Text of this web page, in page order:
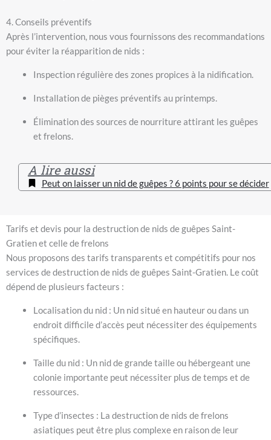
4. Conseils préventifs
Après l’intervention, nous vous fournissons des recommandations
pour éviter la réapparition de nids :
Inspection régulière des zones propices à la nidification.
Installation de pièges préventifs au printemps.
Élimination des sources de nourriture attirant les guêpes
et frelons.
A lire aussi
Peut on laisser un nid de guêpes ? 6 points pour se décider
Tarifs et devis pour la destruction de nids de guêpes Saint-
Gratien et celle de frelons
Nous proposons des tarifs transparents et compétitifs pour nos
services de destruction de nids de guêpes Saint-Gratien. Le coût
dépend de plusieurs facteurs :
Localisation du nid : Un nid situé en hauteur ou dans un
endroit difficile d’accès peut nécessiter des équipements
spécifiques.
Taille du nid : Un nid de grande taille ou hébergeant une
colonie importante peut nécessiter plus de temps et de
ressources.
Type d’insectes : La destruction de nids de frelons
asiatiques peut être plus complexe en raison de leur